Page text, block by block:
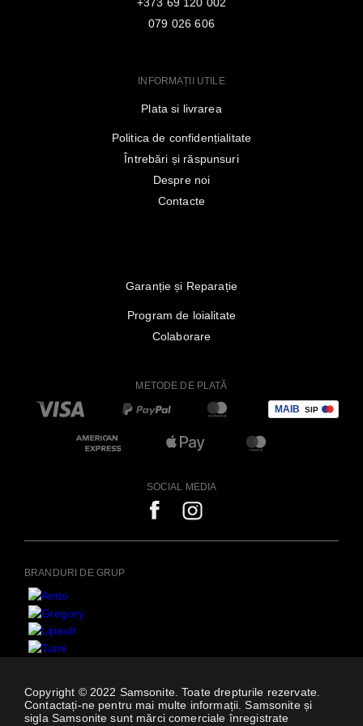
079 026 606
INFORMAȚII UTILE
Plata si livrarea
Politica de confidențialitate
Întrebări și răspunsuri
Despre noi
Contacte
Garanție și Reparație
Program de loialitate
Colaborare
METODE DE PLATĂ
SOCIAL MEDIA
BRANDURI DE GRUP
Copyright © 2022 Samsonite. Toate drepturile rezervate.
Contactați-ne pentru mai multe informații. Samsonite și
sigla Samsonite sunt mărci comerciale înregistrate